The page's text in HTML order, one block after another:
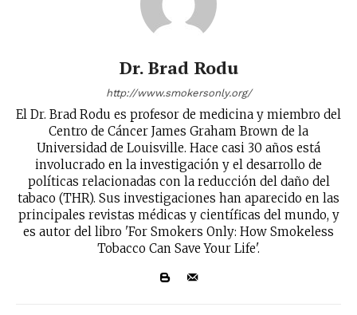
Dr. Brad Rodu
http://www.smokersonly.org/
El Dr. Brad Rodu es profesor de medicina y miembro del
Centro de Cáncer James Graham Brown de la
Universidad de Louisville. Hace casi 30 años está
involucrado en la investigación y el desarrollo de
políticas relacionadas con la reducción del daño del
tabaco (THR). Sus investigaciones han aparecido en las
principales revistas médicas y científicas del mundo, y
es autor del libro 'For Smokers Only: How Smokeless
Tobacco Can Save Your Life'.